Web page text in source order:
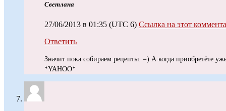
Светлана
27/06/2013 в 01:35 (UTC 6) Ссылка на этот
Ответить
Значит пока собираем рецепты. =) А когда приобретёте
*YAHOO*